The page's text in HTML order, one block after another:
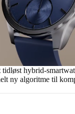
tidløst hybrid-
ny algoritme til